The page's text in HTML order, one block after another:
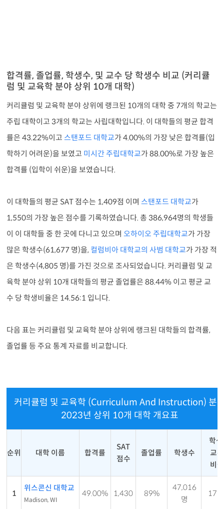
합격률, 졸업률, 학생수, 및 교수 당 학생수 비교 (커리큘
럼 및 교육학 분야 상위 10개 대학)
커리큘럼 및 교육학 분야 상위에 랭크된 10개의 대학 중 7개의 학교는
주립 대학이고 3개의 학교는 사립대학입니다. 이 대학들의 평균 합격
률은 43.22%이고 스탠포드 대학교가 4.00%의 가장 낮은 합격률(입
학하기 어려운)을 보였고 미시간 주립대학교가 88.00%로 가장 높은
합격률 (입학이 쉬운)을 보였습니다.
이 대학들의 평균 SAT 점수는 1,409점 이며 스탠포드 대학교가
1,550의 가장 높은 점수를 기록하였습니다. 총 386,964명의 학생들
이 이 대학들 중 한 곳에 다니고 있으며 오하이오 주립대학교가 가장
많은 학생수(61,677 명)을, 컬럼비아 대학교의 사범 대학교가 가장 적
은 학생수(4,805 명)를 가진 것으로 조사되었습니다. 커리큘럼 및 교
육학 분야 상위 10개 대학들의 평균 졸업률은 88.44% 이고 평균 교
수 당 학생비율은 14.56:1 입니다.
다음 표는 커리큘럼 및 교육학 분야 상위에 랭크된 대학들의 합격률,
졸업률 등 주요 통계 자료를 비교합니다.
커리큘럼 및 교육학 (Curriculum And Instruction) 분
2023년 상위 10개 대학 개요표
순위 대학 이름 합격률
SAT
점수
졸업률 학생수
학
교수
비율
1
위스콘신 대학교
Madison, WI
49.00% 1,430 89%
47,016
명
17 :